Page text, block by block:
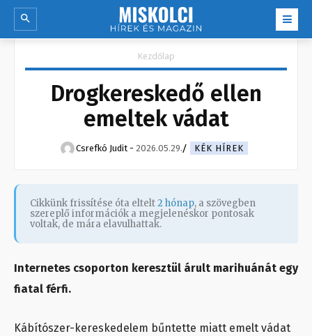
Kezdőlap
Drogkereskedő ellen
emeltek vádat
Csrefkó Judit - 2026.05.29. KÉK HÍREK
Cikkünk frissítése óta eltelt2 hónap, a szövegben
szereplő információk a megjelenéskor pontosak
voltak, de mára elavulhattak.
Internetes csoporton keresztül árult marihuánát egy
fiatal férfi.
Kábítószer-kereskedelem bűntette miatt emelt vádat